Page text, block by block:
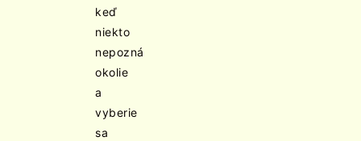
keď
niekto
nepozná
okolie
a
vyberie
sa